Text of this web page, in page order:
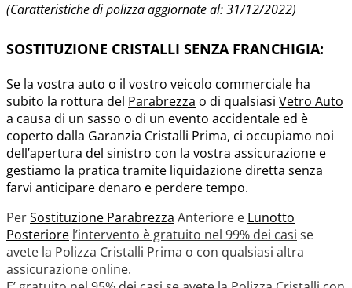
(Caratteristiche di polizza aggiornate al: 31/12/2022)
SOSTITUZIONE CRISTALLI SENZA FRANCHIGIA:
Se la vostra auto o il vostro veicolo commerciale ha
subito la rottura del Parabrezza o di qualsiasi Vetro Auto
a causa di un sasso o di un evento accidentale ed è
coperto dalla Garanzia Cristalli Prima, ci occupiamo noi
dell’apertura del sinistro con la vostra assicurazione e
gestiamo la pratica tramite liquidazione diretta senza
farvi anticipare denaro e perdere tempo.
PerSostituzione Parabrezza Anteriore e Lunotto
Posteriore l’intervento è gratuito nel 99% dei casi se
avete la Polizza Cristalli Prima o con qualsiasi altra
assicurazione online.